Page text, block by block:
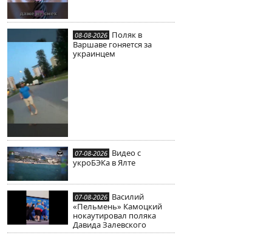
08-08-2026 Поляк в
Варшаве гоняется за
украинцем
07-08-2026 Видео с
укроБЭКа в Ялте
07-08-2026 Василий
«Пельмень» Камоцкий
нокаутировал поляка
Давида Залевского